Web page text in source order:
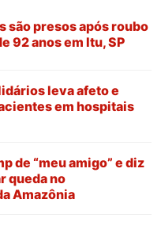
são presos após roubo
92 anos em Itu, SP
leva afeto e
em hospitais
de “meu amigo” e diz
queda no
Amazônia